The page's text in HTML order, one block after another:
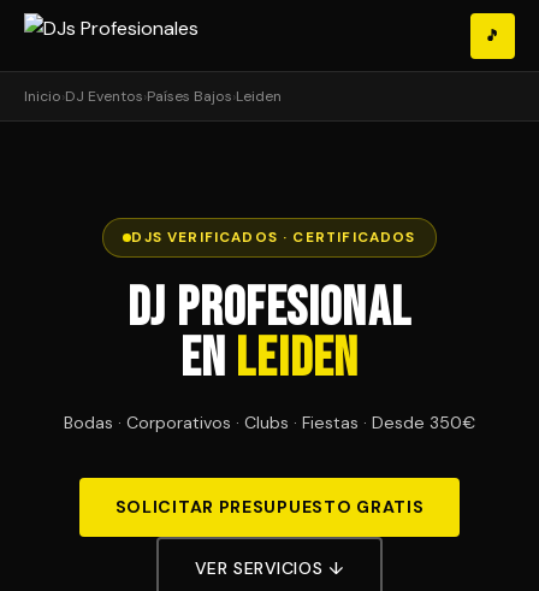
🎵
Inicio›DJ Eventos›Países Bajos›Leiden
DJS VERIFICADOS · CERTIFICADOS
DJ Profesional
en Leiden
Bodas · Corporativos · Clubs · Fiestas · Desde 350€
SOLICITAR PRESUPUESTO GRATIS
VER SERVICIOS ↓